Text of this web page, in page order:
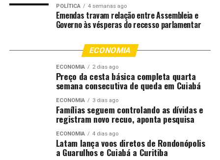
demandas e trazendo às unidades avançadas os casos
graves. Automaticamente, a saúde da região também
melhora, porque muitos municípios demandam os
constante para acompanharmos o ritmo acelerado”,
completou o parlamentar.
ALMT – MT
Comentários
RELATED TOPICS: AVALIA DESTAQUE
DIEGO
POLITICA POLITICA-MT REDUÇÃO
POLÍTICA 4 semanas ago
Emendas travam relação entre Assembleia e
Governo às vésperas do recesso parlamentar
ECONOMIA
ECONOMIA 2 dias ago
Preço da cesta básica completa quarta
semana consecutiva de queda em Cuiabá
ECONOMIA 3 dias ago
Famílias seguem controlando as dívidas e
registram novo recuo, aponta pesquisa
ECONOMIA 4 dias ago
Latam lança voos diretos de Rondonópolis
a Guarulhos e Cuiabá a Curitiba